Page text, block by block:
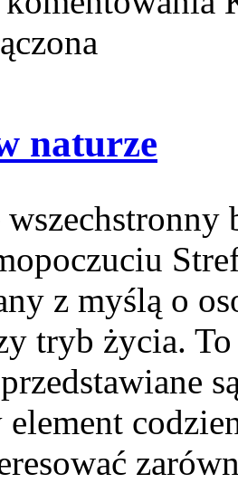
naturze
z myślą o
tryb życia.